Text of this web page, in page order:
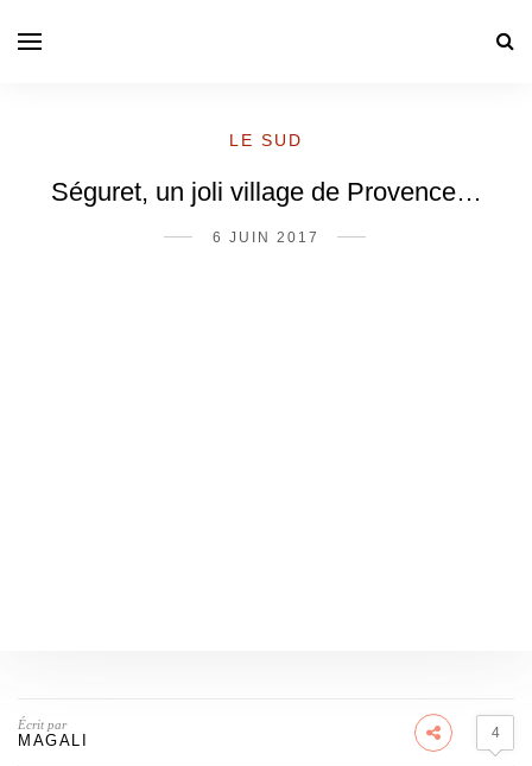
LE SUD
Séguret, un joli village de Provence…
6 JUIN 2017
Écrit par
MAGALI 4